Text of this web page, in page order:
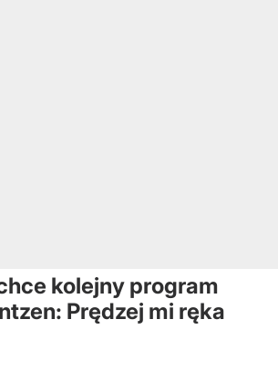
kolejny program
Prędzej mi ręka